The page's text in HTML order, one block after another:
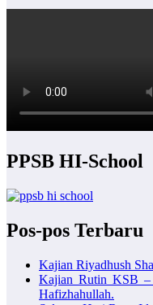
PPSB HI-School
Pos-pos Terbaru
Kajian Riyadhush
Kajian Rutin KSB –
Hafizhahullah.